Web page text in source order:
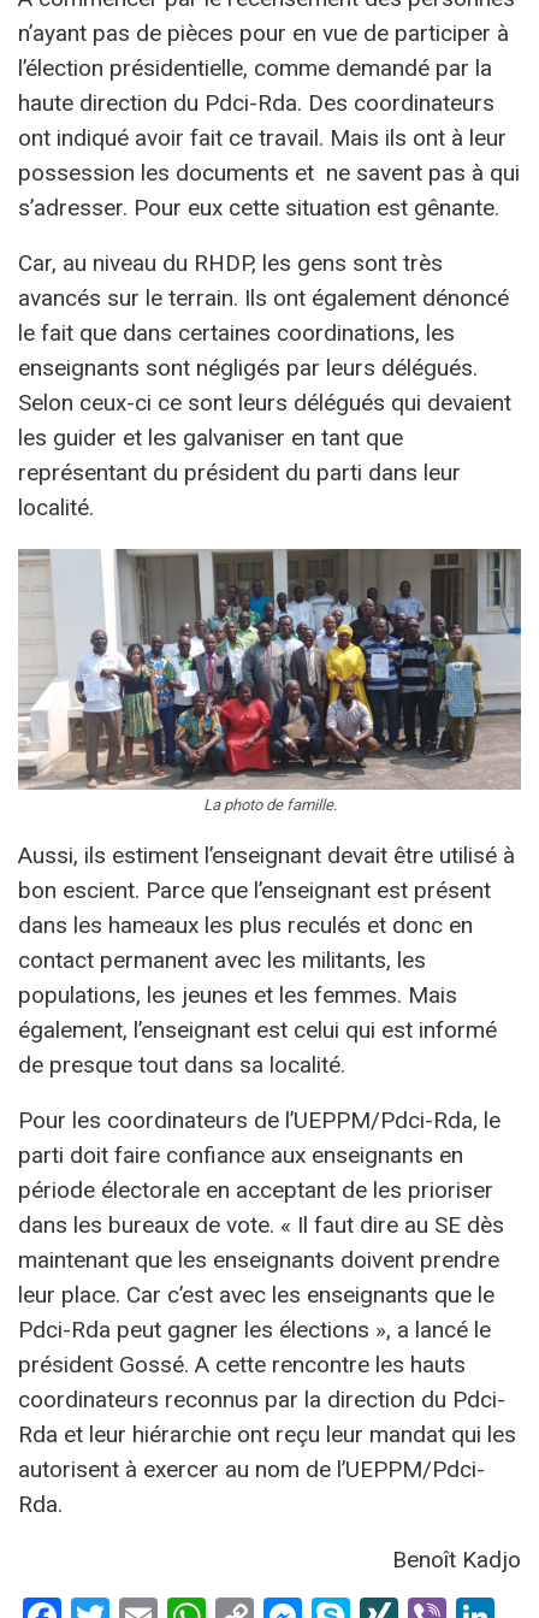
n’ayant pas de pièces pour en vue de participer à
l’élection présidentielle, comme demandé par la
haute direction du Pdci-Rda. Des coordinateurs
ont indiqué avoir fait ce travail. Mais ils ont à leur
possession les documents et ne savent pas à qui
s’adresser. Pour eux cette situation est gênante.
Car, au niveau du RHDP, les gens sont très
avancés sur le terrain. Ils ont également dénoncé
le fait que dans certaines coordinations, les
enseignants sont négligés par leurs délégués.
Selon ceux-ci ce sont leurs délégués qui devaient
les guider et les galvaniser en tant que
représentant du président du parti dans leur
localité.
La photo de famille.
Aussi, ils estiment l’enseignant devait être utilisé à
bon escient. Parce que l’enseignant est présent
dans les hameaux les plus reculés et donc en
contact permanent avec les militants, les
populations, les jeunes et les femmes. Mais
également, l’enseignant est celui qui est informé
de presque tout dans sa localité.
Pour les coordinateurs de l’UEPPM/Pdci-Rda, le
parti doit faire confiance aux enseignants en
période électorale en acceptant de les prioriser
dans les bureaux de vote. « Il faut dire au SE dès
maintenant que les enseignants doivent prendre
leur place. Car c’est avec les enseignants que le
Pdci-Rda peut gagner les élections », a lancé le
président Gossé. A cette rencontre les hauts
coordinateurs reconnus par la direction du Pdci-
Rda et leur hiérarchie ont reçu leur mandat qui les
autorisent à exercer au nom de l’UEPPM/Pdci-
Rda.
Benoît Kadjo